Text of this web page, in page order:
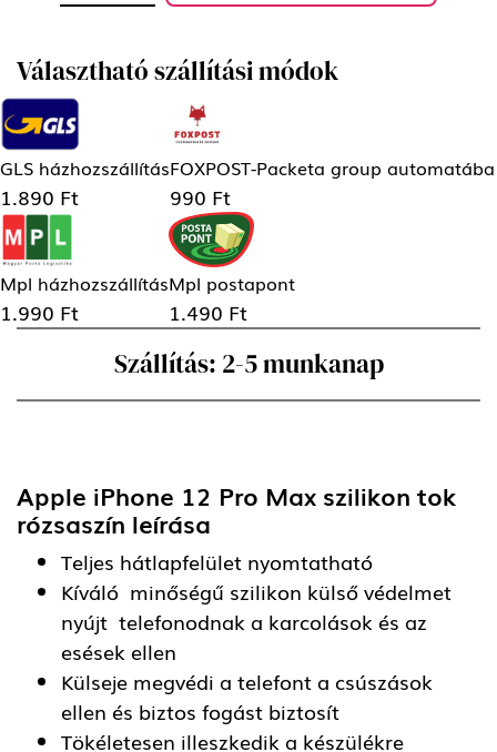
Választható szállítási módok
GLS házhozszállítás
1.890 Ft
FOXPOST-Packeta group automatába
990 Ft
Mpl házhozszállítás
1.990 Ft
Mpl postapont
1.490 Ft
Szállítás: 2-5 munkanap
Apple iPhone 12 Pro Max szilikon tok
rózsaszín leírása
Teljes hátlapfelület nyomtatható
Kíváló minőségű szilikon külső védelmet
nyújt telefonodnak a karcolások és az
esések ellen
Külseje megvédi a telefont a csúszások
ellen és biztos fogást biztosít
Tökéletesen illeszkedik a készülékre